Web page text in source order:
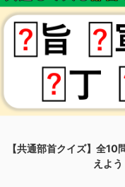
【共通部首クイズ】全10
えよ